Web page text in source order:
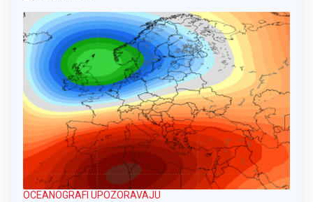
OCEANOGRAFI UPOZORAVAJU